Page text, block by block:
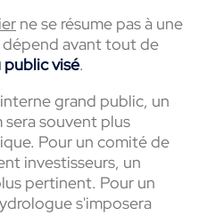
ne se résume pas à une
avant tout de
visé.
grand public, un
souvent plus
Pour un comité de
investisseurs, un
pertinent. Pour un
s'imposera